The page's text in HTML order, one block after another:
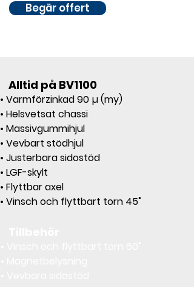
Begär offert
Alltid på BV1100
• Varmförzinkad 90 µ (my)
• Helsvetsat chassi
• Massivgummihjul
• Vevbart stödhjul
• Justerbara sidostöd
• LGF-skylt
• Flyttbar axel
• Vinsch och flyttbart torn 45˚